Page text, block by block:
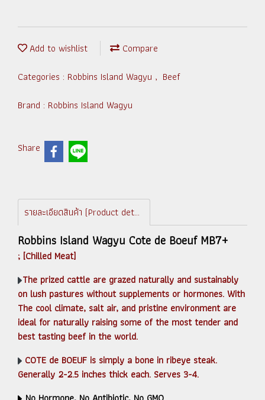
Add to wishlist
Compare
Categories : Robbins Island Wagyu , Beef
Brand : Robbins Island Wagyu
Share
รายละเอียดสินค้า (Product details)
Robbins Island Wagyu Cote de Boeuf MB7+
; [Chilled Meat]
The prized cattle are grazed naturally and sustainably
on lush pastures without supplements or hormones. With
The cool climate, salt air, and pristine environment are
ideal for naturally raising some of the most tender and
best tasting beef in the world.
COTE de BOEUF is simply a bone in ribeye steak.
Generally 2-2.5 inches thick each. Serves 3-4.